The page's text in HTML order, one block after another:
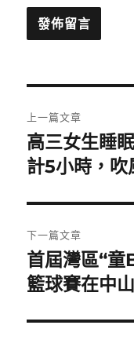
章
導
覽
上一篇文章
上
一
文
章:
高三女生睡
計5小時，吹
下一篇文章
下
一
文
首屆灣區“
籃球賽在中